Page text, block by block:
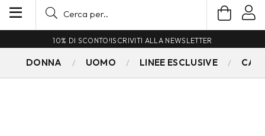
10% DI SCONTO!ISCRIVITI ALLA NEWSLETTER
DONNA UOMO LINEE ESCLUSIVE